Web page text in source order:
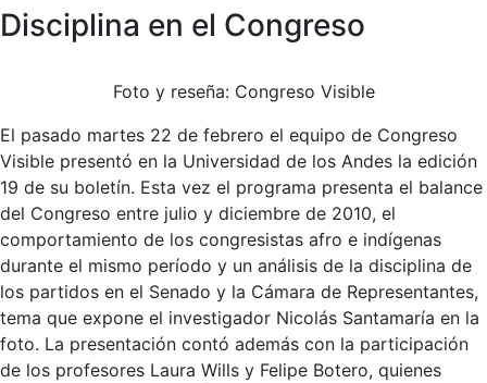
Disciplina en el Congreso
Foto y reseña: Congreso Visible
El pasado martes 22 de febrero el equipo de Congreso
Visible presentó en la Universidad de los Andes la edición
19 de su boletín. Esta vez el programa presenta el balance
del Congreso entre julio y diciembre de 2010, el
comportamiento de los congresistas afro e indígenas
durante el mismo período y un análisis de la disciplina de
los partidos en el Senado y la Cámara de Representantes,
tema que expone el investigador Nicolás Santamaría en la
foto. La presentación contó además con la participación
de los profesores Laura Wills y Felipe Botero, quienes